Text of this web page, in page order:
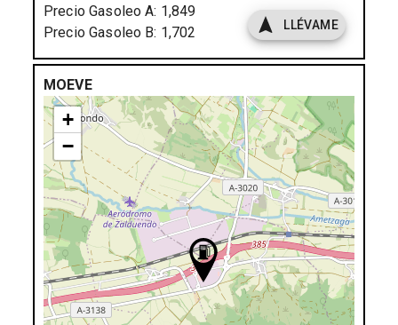
Precio Gasoleo A: 1,849
Precio Gasoleo B: 1,702 LLÉVAME
MOEVE
+
−